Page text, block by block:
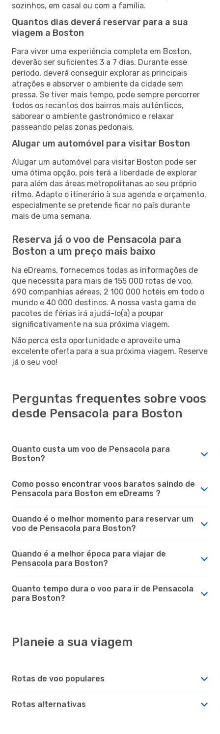
sozinhos, em casal ou com a família.
Quantos dias deverá reservar para a sua
viagem a Boston
Para viver uma experiência completa em Boston,
deverão ser suficientes 3 a 7 dias. Durante esse
período, deverá conseguir explorar as principais
atrações e absorver o ambiente da cidade sem
pressa. Se tiver mais tempo, pode sempre percorrer
todos os recantos dos bairros mais autênticos,
saborear o ambiente gastronómico e relaxar
passeando pelas zonas pedonais.
Alugar um automóvel para visitar Boston
Alugar um automóvel para visitar Boston pode ser
uma ótima opção, pois terá a liberdade de explorar
para além das áreas metropolitanas ao seu próprio
ritmo. Adapte o itinerário à sua agenda e orçamento,
especialmente se pretende ficar no país durante
mais de uma semana.
Reserva já o voo de Pensacola para
Boston a um preço mais baixo
Na eDreams, fornecemos todas as informações de
que necessita para mais de 155 000 rotas de voo,
690 companhias aéreas, 2 100 000 hotéis em todo o
mundo e 40 000 destinos. A nossa vasta gama de
pacotes de férias irá ajudá-lo(a) a poupar
significativamente na sua próxima viagem.
Não perca esta oportunidade e aproveite uma
excelente oferta para a sua próxima viagem. Reserve
já o seu voo!
Perguntas frequentes sobre voos
desde Pensacola para Boston
Quanto custa um voo de Pensacola para
Boston?
Como posso encontrar voos baratos saindo de
Pensacola para Boston em eDreams ?
Quando é o melhor momento para reservar um
voo de Pensacola para Boston?
Quando é a melhor época para viajar de
Pensacola para Boston?
Quanto tempo dura o voo para ir de Pensacola
para Boston?
Planeie a sua viagem
Rotas de voo populares
Rotas alternativas